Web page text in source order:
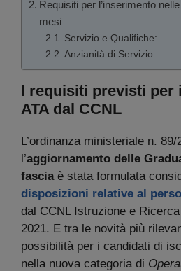
Requisiti per l’inserimento
mesi
Servizio e Qualifiche:
Anzianità di Servizio:
I requisiti previsti per
ATA dal CCNL
L’ordinanza ministeriale n. 89/
l’aggiornamento delle
fasciaè stata formulata
disposizioni relative al
dal CCNL Istruzione e
2021. E tra le novità più
possibilità per i candidati di
nella nuova categoria di